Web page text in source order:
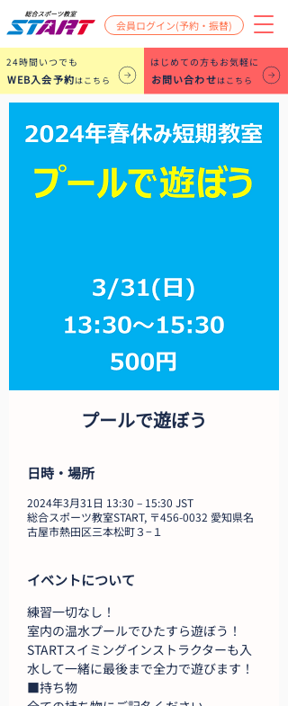
会員ログイン(予約・振替)
​24時間いつでも
WEB入会予約はこちら
はじめての方もお気軽に
お問い合わせはこちら
プールで遊ぼう
日時・場所
2024年3月31日 13:30 – 15:30 JST
総合スポーツ教室START, 〒456-0032 愛知県名
古屋市熱田区三本松町３−１
イベントについて
練習一切なし！
室内の温水プールでひたすら遊ぼう！
STARTスイミングインストラクターも入
水して一緒に最後まで全力で遊びます！
■持ち物